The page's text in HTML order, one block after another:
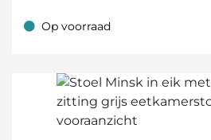
Op voorraad
Op voorraad